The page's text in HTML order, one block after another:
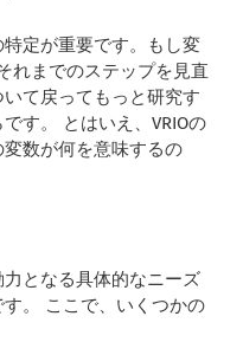
定が重要です。もし変
れまでのステップを見直
て戻ってもっと研究す
す。 とはいえ、VRIOの
数が何を意味するの
となる具体的なニーズ
。 ここで、いくつかの